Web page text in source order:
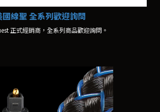
線聖 全系列歡迎詢問
正式經銷商，全系列商品歡迎詢問。